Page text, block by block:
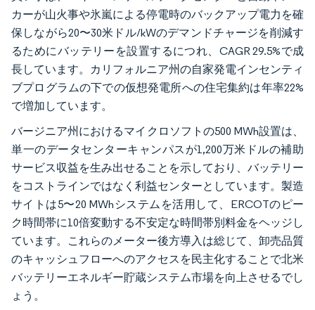
カーが山火事や氷嵐による停電時のバックアップ電力を確
保しながら20〜30米ドル/kWのデマンドチャージを削減す
るためにバッテリーを設置するにつれ、CAGR 29.5%で成
長しています。カリフォルニア州の自家発電インセンティ
ブプログラムの下での仮想発電所への住宅集約は年率22%
で増加しています。
バージニア州におけるマイクロソフトの500 MWh設置は、
単一のデータセンターキャンパスが1,200万米ドルの補助
サービス収益を生み出せることを示しており、バッテリー
をコストラインではなく利益センターとしています。製造
サイトは5〜20 MWhシステムを活用して、ERCOTのピー
ク時間帯に10倍変動する不安定な時間帯別料金をヘッジし
ています。これらのメーター後方導入は総じて、卸売品質
のキャッシュフローへのアクセスを民主化することで北米
バッテリーエネルギー貯蔵システム市場を向上させるでし
ょう。